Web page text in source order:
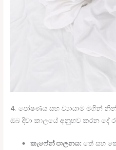
4. පෝෂණය සහ ව්‍යායාම මගින්
ඔබ දිවා කාලයේ අනුභව කරන දේ
කැෆේන් පාලනය: තේ සහ